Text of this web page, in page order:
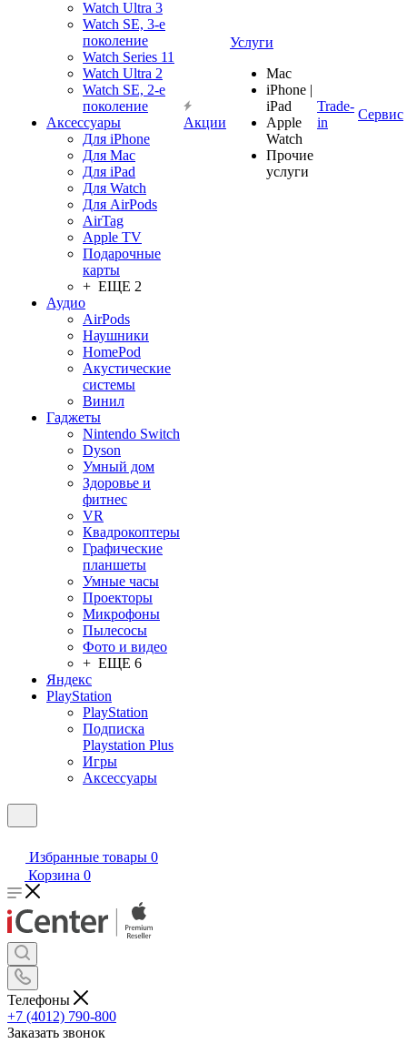
Watch Ultra 3
Watch SE, 3-е
поколение
Watch Series 11
Watch Ultra 2
Watch SE, 2-е
поколение
Аксессуары
Для iPhone
Для Mac
Для iPad
Для Watch
Для AirPods
AirTag
Apple TV
Подарочные
карты
+ ЕЩЕ 2
Аудио
AirPods
Наушники
HomePod
Акустические
системы
Винил
Гаджеты
Nintendo Switch
Dyson
Умный дом
Здоровье и
фитнес
VR
Квадрокоптеры
Графические
планшеты
Умные часы
Проекторы
Микрофоны
Пылесосы
Фото и видео
+ ЕЩЕ 6
Яндекс
PlayStation
PlayStation
Подписка
Playstation Plus
Игры
Аксессуары
Акции
Услуги
Mac
iPhone |
iPad
Apple
Watch
Прочие
услуги
Trade-
in
Сервис
Избранные товары 0
Корзина 0
Телефоны
+7 (4012) 790-800
Заказать звонок